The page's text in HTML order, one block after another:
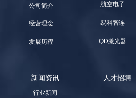
公司简介
经营理念
发展历程
航空电子
易科智连
QD激光器
新闻资讯
行业新闻
人才招聘